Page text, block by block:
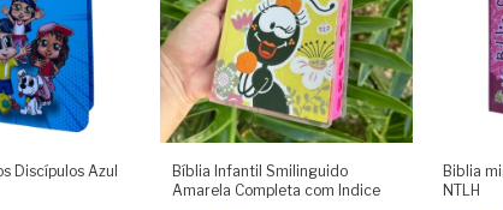
Discípulos Azul
Bíblia Infantil Smilinguido
Amarela Completa com Indice
Biblia
NTLH